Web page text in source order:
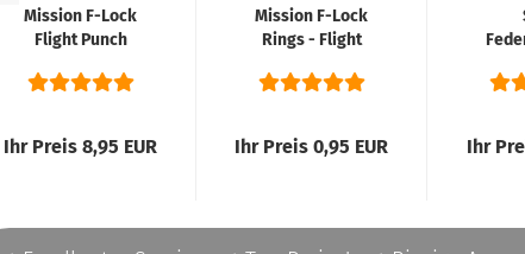
Mission F-Lock
Flight Punch
Locher...
Ihr Preis 8,95 EUR
Mission F-Lock
Rings - Flight
Farben...
Ihr Preis 0,95 EUR Ihr